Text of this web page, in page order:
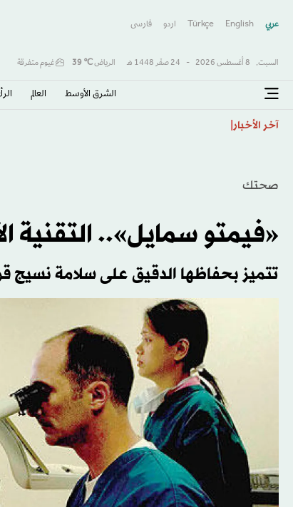
عربي English
Türkçe اردو فارسى
السبت, 8 أغسطس 2026 - 24 صفَر 1448 هـ الرياض℃
39 غيوم متفرقة
الشرق الأوسط​ العالم
آخر الأخبار
صحتك
«فيمتو سمايل»..
تتميز بحفاظها الدقيق على سلامة نسيج